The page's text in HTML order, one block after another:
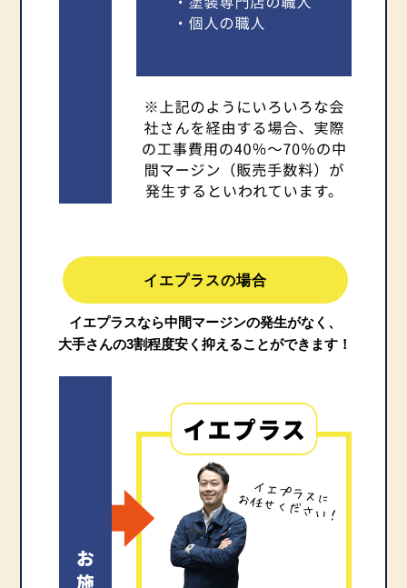
イエプラスの場合
イエプラスなら中間マージンの発生がなく、
大手さんの3割程度安く抑えることができます！